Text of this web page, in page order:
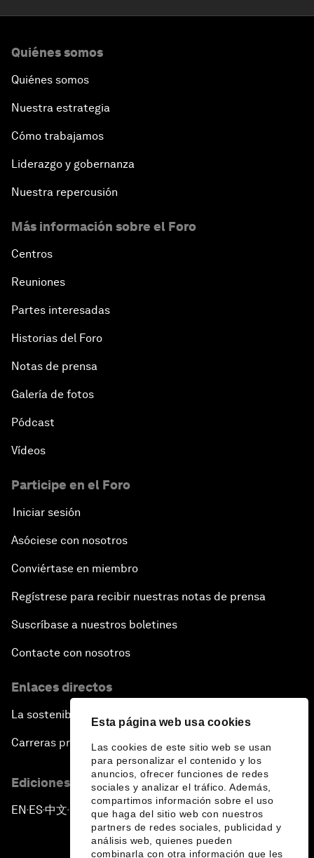
Esta página web usa cookies
Las cookies de este sitio web se usan
para personalizar el contenido y los
anuncios, ofrecer funciones de redes
sociales y analizar el tráfico. Además,
compartimos información sobre el uso
que haga del sitio web con nuestros
partners de redes sociales, publicidad y
análisis web, quienes pueden
combinarla con otra información que les
Quiénes somos
Quiénes somos
Nuestra estrategia
Cómo trabajamos
Liderazgo y gobernanza
Nuestra repercusión
Más información sobre el Foro
Centros
Reuniones
Partes interesadas
Historias del Foro
Notas de prensa
Galería de fotos
Pódcast
Vídeos
Participe en el Foro
Iniciar sesión
Asóciese con nosotros
Conviértase en miembro
Regístrese para recibir nuestras notas de prensa
Suscríbase a nuestros boletines
Contacte con nosotros
Enlaces directos
La sostenibilidad en el Foro
Carreras profesionales
Ediciones en otros idiomas
EN ▪ES▪中文▪ 日本語